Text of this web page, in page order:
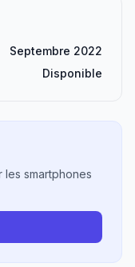
Septembre 2022
Disponible
smartphones